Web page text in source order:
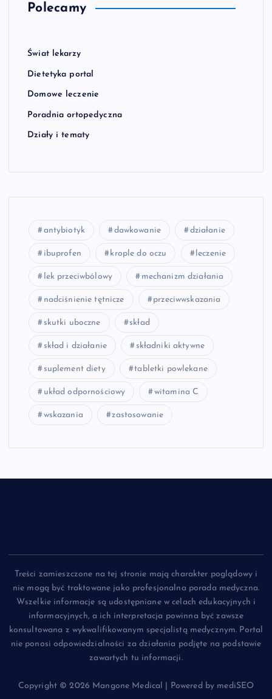
Polecamy
Świat lekarzy
Dietetyka portal
Domowe leczenie
Poradnia ortopedyczna
Działy i tematy
antybiotyk dawkowanie działanie
ibuprofen krople do oczu leczenie
lek przeciwbólowy mechanizm działania
nadciśnienie tętnicze przeciwwskazania
skutki uboczne skład
skład i działanie składniki aktywne
suplement diety tabletki powlekane
układ odpornościowy witamina C
wskazania zastosowanie
Treści zamieszczone na tej stronie mają charakter poglądowy i
nie mogą być traktowane jako profesjonalna porada medyczna.
Wszelkie informacje są udostępniane w celach edukacyjnych i
informacyjnych, a ich interpretacja powinna być zawsze
konsultowana z wykwalifikowanym specjalistą medycznym. Portal
nie ponosi odpowiedzialności za działania podjęte na podstawie
zawartych tu informacji.
Copyright © 2026 Mangone Medical | Powered by mediSEO